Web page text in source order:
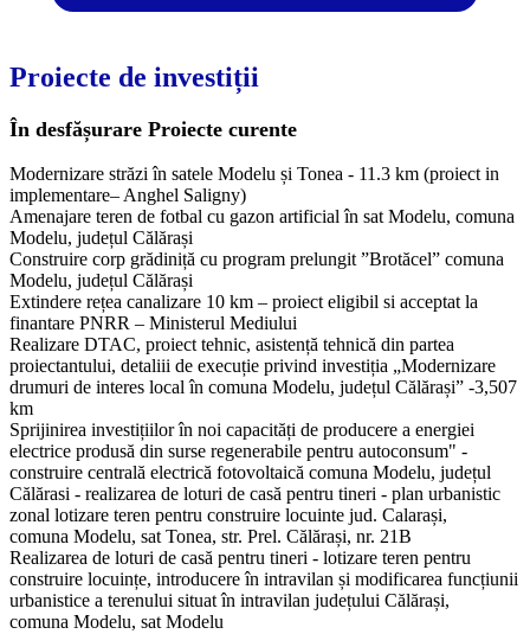
Proiecte de investiții
În desfășurare Proiecte curente
Modernizare străzi în satele Modelu și Tonea - 11.3 km (proiect in
implementare– Anghel Saligny)
Amenajare teren de fotbal cu gazon artificial în sat Modelu, comuna
Modelu, județul Călărași
Construire corp grădiniță cu program prelungit ”Brotăcel” comuna
Modelu, județul Călărași
Extindere rețea canalizare 10 km – proiect eligibil si acceptat la
finantare PNRR – Ministerul Mediului
Realizare DTAC, proiect tehnic, asistență tehnică din partea
proiectantului, detaliii de execuție privind investiția „Modernizare
drumuri de interes local în comuna Modelu, județul Călărași” -3,507
km
Sprijinirea investițiilor în noi capacități de producere a energiei
electrice produsă din surse regenerabile pentru autoconsum" -
construire centrală electrică fotovoltaică comuna Modelu, județul
Călărasi - realizarea de loturi de casă pentru tineri - plan urbanistic
zonal lotizare teren pentru construire locuinte jud. Calarași,
comuna Modelu, sat Tonea, str. Prel. Călărași, nr. 21B
Realizarea de loturi de casă pentru tineri - lotizare teren pentru
construire locuințe, introducere în intravilan și modificarea funcțiunii
urbanistice a terenului situat în intravilan județului Călărași,
comuna Modelu, sat Modelu